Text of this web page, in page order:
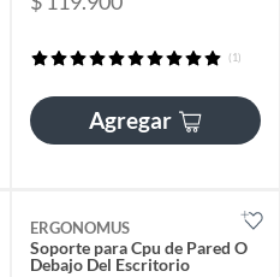
(1)
Agregar
ERGONOMUS
Soporte para Cpu de Pared O
Debajo Del Escritorio